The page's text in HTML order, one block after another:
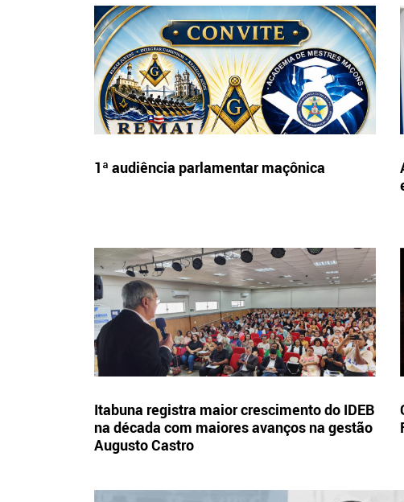
1ª audiência parlamentar maçônica
Itabuna registra maior crescimento do IDEB
na década com maiores avanços na gestão
Augusto Castro